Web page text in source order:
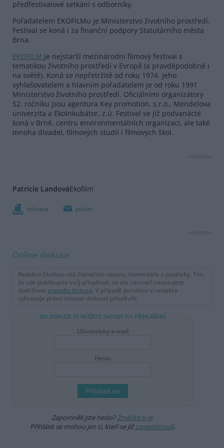
předfestivalové setkání s odborníky.
Pořadatelem EKOFILMu je Ministerstvo životního prostředí.
Festival se koná i za finanční podpory Statutárního města
Brna.
EKOFILM je nejstarší mezinárodní filmový festival s
tematikou životního prostředí v Evropě (a pravděpodobně i
na světě). Koná se nepřetržitě od roku 1974. Jeho
vyhlašovatelem a hlavním pořadatelem je od roku 1991
Ministerstvo životního prostředí. Oficiálními organizátory
52. ročníku jsou agentura Key promotion, s.r.o., Mendelova
univerzita a EkoInkubátor, z.ú. Festival se již podvanácté
koná v Brně, centru environmentálních organizací, ale také
mnoha divadel, filmových studií i filmových škol.
reklama
Patricie LandováEkofilm
tisknout poslat
reklama
Online diskuse
Redakce Ekolistu vítá čtenářské názory, komentáře a postřehy. Tím,
že zde publikujete svůj příspěvek, se ale zároveň zavazujete
dodržovat pravidla diskuse. V případě porušení si redakce
vyhrazuje právo smazat diskusní příspěvěk
DO DISKUZE SE MŮŽETE ZAPOJIT PO PŘIHLÁŠENÍ
Uživatelský e-mail
Heslo
Zapomněli jste heslo?Změňte si je.
Přihlásit se mohou jen ti, kteří se jižzaregistrovali.